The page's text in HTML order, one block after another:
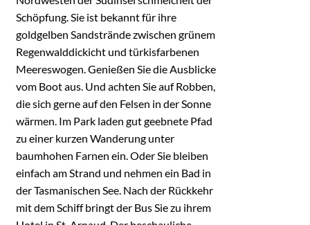
Schöpfung. Sie ist bekannt für ihre
goldgelben Sandstrände zwischen grünem
Regenwalddickicht und türkisfarbenen
Meereswogen. Genießen Sie die Ausblicke
vom Boot aus. Und achten Sie auf Robben,
die sich gerne auf den Felsen in der Sonne
wärmen. Im Park laden gut geebnete Pfad
zu einer kurzen Wanderung unter
baumhohen Farnen ein. Oder Sie bleiben
einfach am Strand und nehmen ein Bad in
der Tasmanischen See. Nach der Rückkehr
mit dem Schiff bringt der Bus Sie zu ihrem